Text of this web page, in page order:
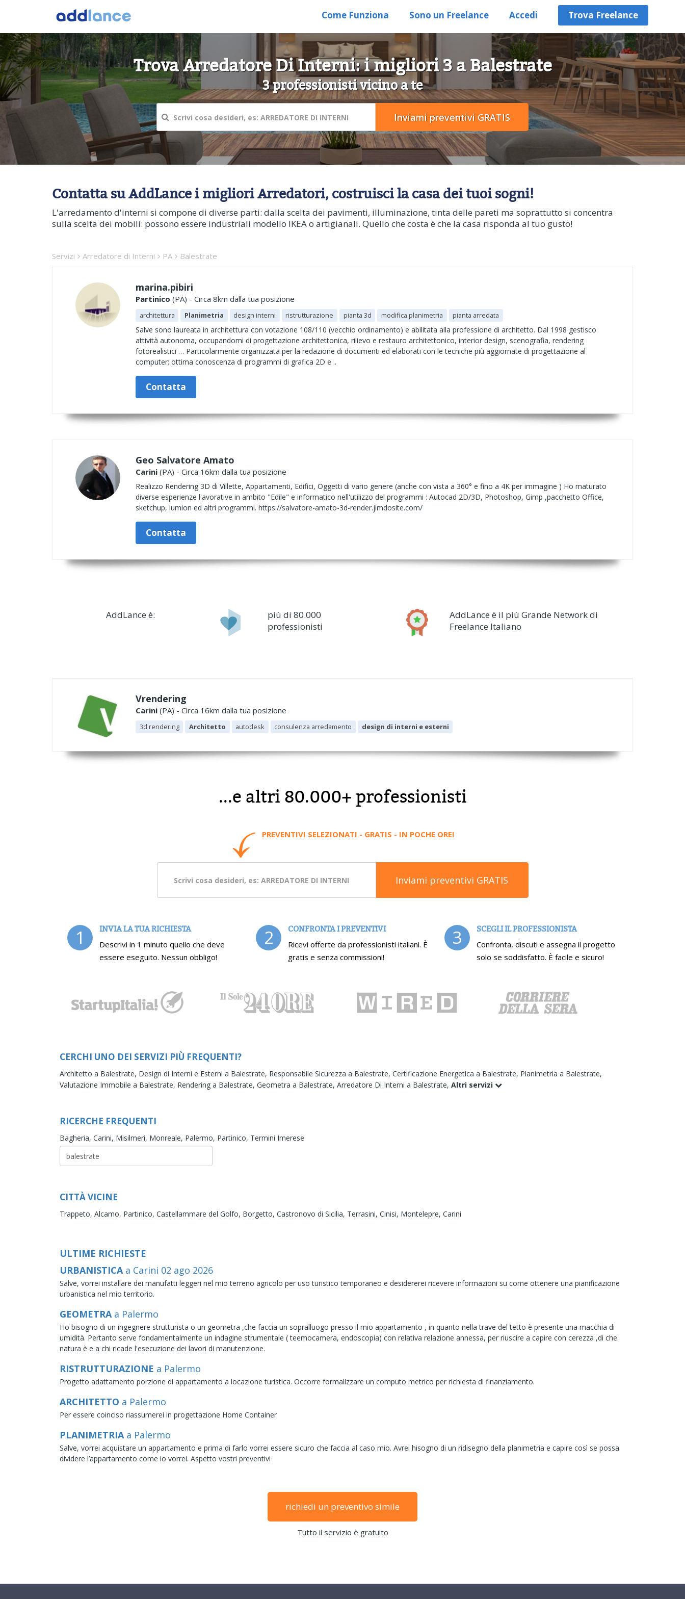
Come Funziona Sono un Freelance Accedi Trova Freelance
Trova Arredatore Di Interni: i migliori 3 a Balestrate
3 professionisti vicino a te
Contatta su AddLance i migliori Arredatori, costruisci la casa dei tuoi sogni!
L'arredamento d'interni si compone di diverse parti: dalla scelta dei pavimenti, illuminazione, tinta delle pareti ma soprattutto si concentra
sulla scelta dei mobili: possono essere industriali modello IKEA o artigianali. Quello che costa è che la casa risponda al tuo gusto!
Servizi Arredatore di Interni PA Balestrate
marina.pibiri
Partinico (PA) - Circa 8km dalla tua posizione
architettura Planimetria design interni ristrutturazione pianta 3d modifica planimetria pianta arredata
Salve sono laureata in architettura con votazione 108/110 (vecchio ordinamento) e abilitata alla professione di architetto. Dal 1998 gestisco
attività autonoma, occupandomi di progettazione architettonica, rilievo e restauro architettonico, interior design, scenografia, rendering
fotorealistici … Particolarmente organizzata per la redazione di documenti ed elaborati con le tecniche più aggiornate di progettazione al
computer; ottima conoscenza di programmi di grafica 2D e ..
Contatta
Geo Salvatore Amato
Carini (PA) - Circa 16km dalla tua posizione
Realizzo Rendering 3D di Villette, Appartamenti, Edifici, Oggetti di vario genere (anche con vista a 360° e fino a 4K per immagine ) Ho maturato
diverse esperienze l'avorative in ambito "Edile" e informatico nell'utilizzo del programmi : Autocad 2D/3D, Photoshop, Gimp ,pacchetto Office,
sketchup, lumion ed altri programmi. https://salvatore-amato-3d-render.jimdosite.com/
Contatta
AddLance è:
più di 80.000
professionisti
AddLance è il più Grande Network di
Freelance Italiano
Vrendering
Carini (PA) - Circa 16km dalla tua posizione
3d rendering Architetto autodesk consulenza arredamento design di interni e esterni
...e altri 80.000+ professionisti
PREVENTIVI SELEZIONATI - GRATIS - IN POCHE ORE!
Inviami preventivi GRATIS
1 INVIA LA TUA RICHIESTA
Descrivi in 1 minuto quello che deve
essere eseguito. Nessun obbligo!
2 CONFRONTA I PREVENTIVI
Ricevi offerte da professionisti italiani. È
gratis e senza commissioni!
3 SCEGLI IL PROFESSIONISTA
Confronta, discuti e assegna il progetto
solo se soddisfatto. È facile e sicuro!
CERCHI UNO DEI SERVIZI PIÙ FREQUENTI?
Architetto a Balestrate, Design di Interni e Esterni a Balestrate, Responsabile Sicurezza a Balestrate, Certificazione Energetica a Balestrate, Planimetria a Balestrate,
Valutazione Immobile a Balestrate, Rendering a Balestrate, Geometra a Balestrate, Arredatore Di Interni a Balestrate, Altri servizi
RICERCHE FREQUENTI
Bagheria, Carini, Misilmeri, Monreale, Palermo, Partinico, Termini Imerese
CITTÀ VICINE
Trappeto, Alcamo, Partinico, Castellammare del Golfo, Borgetto, Castronovo di Sicilia, Terrasini, Cinisi, Montelepre, Carini
ULTIME RICHIESTE
URBANISTICA a Carini 02 ago 2026
Salve, vorrei installare dei manufatti leggeri nel mio terreno agricolo per uso turistico temporaneo e desidererei ricevere informazioni su come ottenere una pianificazione
urbanistica nel mio territorio.
GEOMETRA a Palermo
Ho bisogno di un ingegnere strutturista o un geometra ,che faccia un sopralluogo presso il mio appartamento , in quanto nella trave del tetto è presente una macchia di
umidità. Pertanto serve fondamentalmente un indagine strumentale ( teemocamera, endoscopia) con relativa relazione annessa, per riuscire a capire con cerezza ,di che
natura è e a chi ricade l'esecuzione dei lavori di manutenzione.
RISTRUTTURAZIONE a Palermo
Progetto adattamento porzione di appartamento a locazione turistica. Occorre formalizzare un computo metrico per richiesta di finanziamento.
ARCHITETTO a Palermo
Per essere coinciso riassumerei in progettazione Home Container
PLANIMETRIA a Palermo
Salve, vorrei acquistare un appartamento e prima di farlo vorrei essere sicuro che faccia al caso mio. Avrei hisogno di un ridisegno della planimetria e capire così se possa
dividere l’appartamento come io vorrei. Aspetto vostri preventivi
richiedi un preventivo simile
Tutto il servizio è gratuito